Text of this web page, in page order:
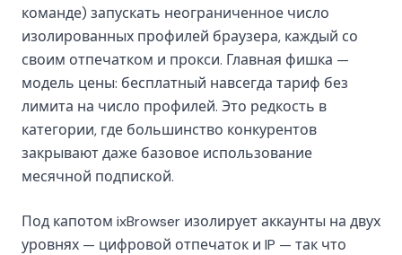
команде) запускать неограниченное число
изолированных профилей браузера, каждый со
своим отпечатком и прокси. Главная фишка —
модель цены: бесплатный навсегда тариф без
лимита на число профилей. Это редкость в
категории, где большинство конкурентов
закрывают даже базовое использование
месячной подпиской.
Под капотом ixBrowser изолирует аккаунты на двух
уровнях — цифровой отпечаток и IP — так что